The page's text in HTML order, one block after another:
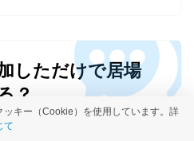
しただけで居場
？
友だち追加したり、タ
キー（Cookie）を使用しています。詳
て